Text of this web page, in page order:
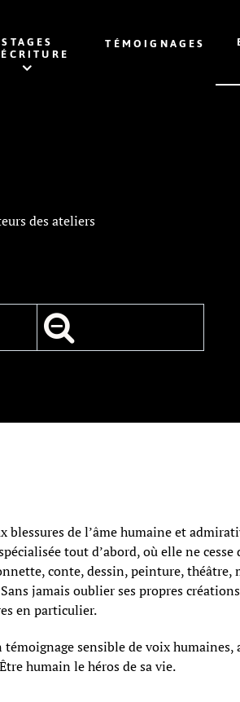
STAGES
TÉMOIGNAGES
des ateliers
blessures de l’âme humaine et
tout d’abord, où elle ne cesse
conte, dessin, peinture, théâtre,
jamais oublier ses propres
en particulier.
sensible de voix
humain le héros de sa vie.